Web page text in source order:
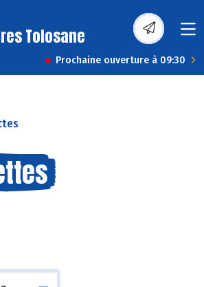
Tolosane
Prochaine ouverture à 09:30